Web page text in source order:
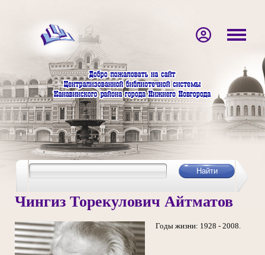
Чингиз Торекулович Айтматов
Годы жизни: 1928 - 2008.